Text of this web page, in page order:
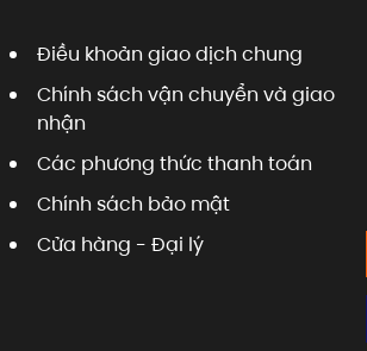
Điều khoản giao dịch chung
Chính sách vận chuyển và giao
nhận
Các phương thức thanh toán
Chính sách bảo mật
Cửa hàng - Đại lý